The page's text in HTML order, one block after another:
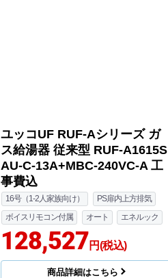
ユッコUF RUF-Aシリーズ ガ
ス給湯器 従来型 RUF-A1615S
AU-C-13A+MBC-240VC-A 工
事費込
16号（1-2人家族向け）
PS扉内上方排気
ボイスリモコン付属
オート エネルック
128,527円(税込)
商品詳細はこちら